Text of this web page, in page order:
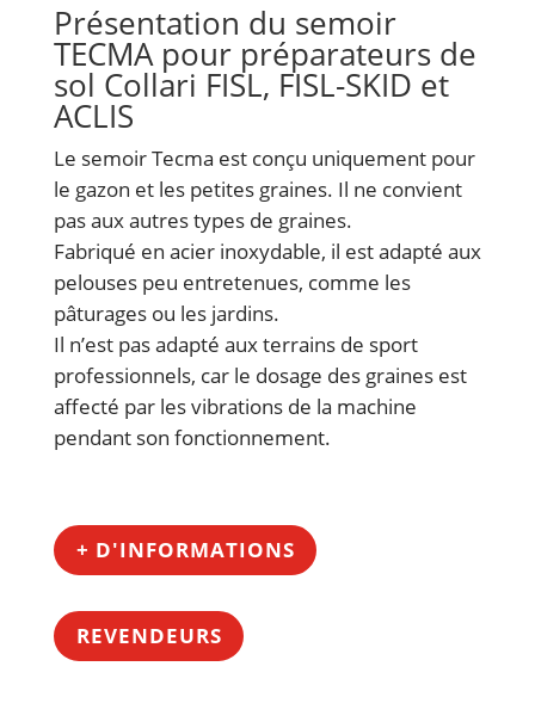
Présentation du semoir
TECMA pour préparateurs de
sol Collari FISL, FISL-SKID et
ACLIS
Le semoir Tecma est conçu uniquement pour
le gazon et les petites graines. Il ne convient
pas aux autres types de graines.
Fabriqué en acier inoxydable, il est adapté aux
pelouses peu entretenues, comme les
pâturages ou les jardins.
Il n’est pas adapté aux terrains de sport
professionnels, car le dosage des graines est
affecté par les vibrations de la machine
pendant son fonctionnement.
+ D'INFORMATIONS
REVENDEURS